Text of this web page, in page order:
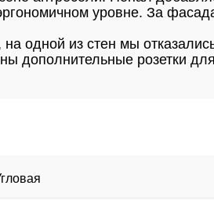
уровне. За
одной из стен мы
дополнительные розетки